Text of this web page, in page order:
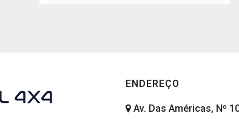
ENDEREÇO
Av. Das Américas, Nº